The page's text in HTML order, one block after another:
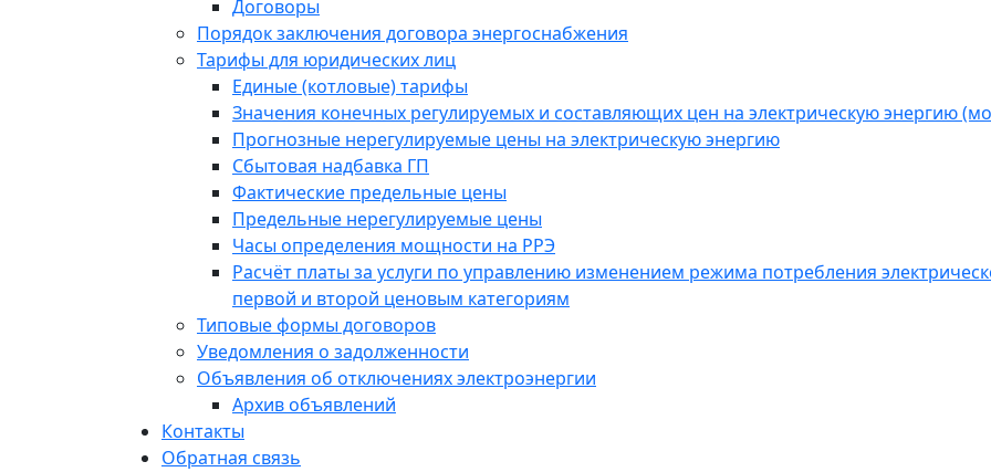
Договоры
Порядок заключения договора энергоснабжения
Тарифы для юридических лиц
Единые (котловые) тарифы
Значения конечных регулируемых и составляющих цен на электрическую энергию
Прогнозные нерегулируемые цены на электрическую энергию
Сбытовая надбавка ГП
Фактические предельные цены
Предельные нерегулируемые цены
Часы определения мощности на РРЭ
Расчёт платы за услуги по управлению изменением режима потребления
первой и второй ценовым категориям
Типовые формы договоров
Уведомления о задолженности
Объявления об отключениях электроэнергии
Архив объявлений
Контакты
Обратная связь